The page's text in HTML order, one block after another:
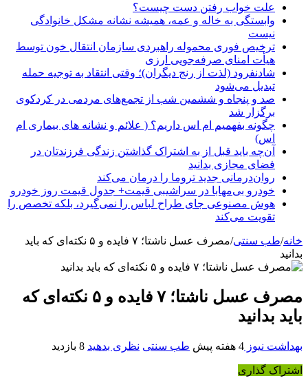
علت خواب رفتن دست چیست؟
وابستگی به خاله و عمه، همیشه نشانه مشکل خانوادگی
نیست
ترخیص فوری محموله راهبردی سازمان انتقال خون توسط
هیأت امنای صرفه‌جویی ارزی
شادنفرود (لذت از رنج دیگران)؛ وقتی انتقاد به توجیه حمله
تبدیل می‌شود
صد و پنجاه‌ و ششمین شب از تجمع‌های مردمی در کردکوی
برگزار شد
چگونه بفهمیم ام اس داریم؟ ( علائم و نشانه های بیماری ام
اس)
آن‌چه باید قبل از به اشتراک گذاشتن زندگی فرزندتان در
فضای مجازی بدانید
روان‌درمانی جدید تروما را درمان می‌کند
خودرو بی‌مهابا در سراشیبی قیمت+ جدول قیمت روز خودرو
هوش مصنوعی جای طراح لباس را نمی‌گیرد، بلکه تخصص را
تقویت می‌کند
خانه/طب سنتی/
مصرف عسل ناشتا؛ ۷ فایده و ۵ نکته‌ای که باید
بدانید
مصرف عسل ناشتا؛ ۷ فایده و ۵ نکته‌ای که
باید بدانید
بهداشت نیوز 4 هفته پیش طب سنتی نظری بدهید 8 بازدید
اشتراک گذاری